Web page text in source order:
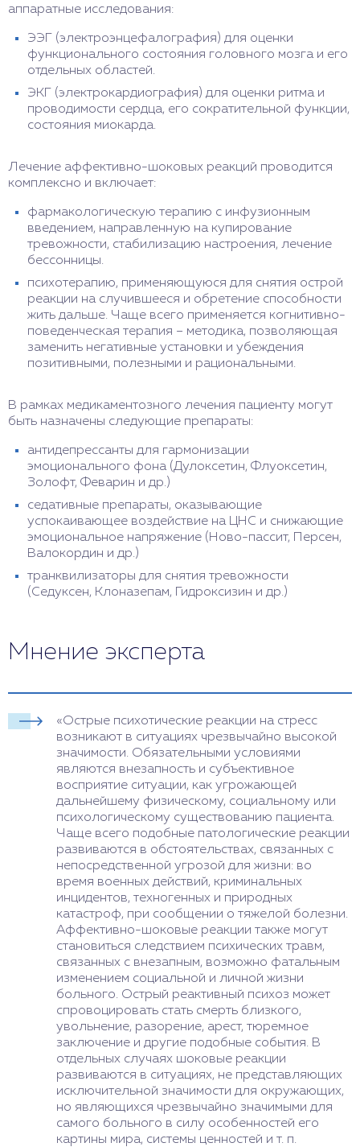
аппаратные исследования:
ЭЭГ (электроэнцефалография) для оценки
функционального состояния головного мозга и его
отдельных областей.
ЭКГ (электрокардиография) для оценки ритма и
проводимости сердца, его сократительной функции,
состояния миокарда.
Лечение аффективно-шоковых реакций проводится
комплексно и включает:
фармакологическую терапию с инфузионным
введением, направленную на купирование
тревожности, стабилизацию настроения, лечение
бессонницы.
психотерапию, применяющуюся для снятия острой
реакции на случившееся и обретение способности
жить дальше. Чаще всего применяется когнитивно-
поведенческая терапия – методика, позволяющая
заменить негативные установки и убеждения
позитивными, полезными и рациональными.
В рамках медикаментозного лечения пациенту могут
быть назначены следующие препараты:
антидепрессанты для гармонизации
эмоционального фона (Дулоксетин, Флуоксетин,
Золофт, Феварин и др.)
седативные препараты, оказывающие
успокаивающее воздействие на ЦНС и снижающие
эмоциональное напряжение (Ново-пассит, Персен,
Валокордин и др.)
транквилизаторы для снятия тревожности
(Седуксен, Клоназепам, Гидроксизин и др.)
Мнение эксперта
«Острые психотические реакции на стресс
возникают в ситуациях чрезвычайно высокой
значимости. Обязательными условиями
являются внезапность и субъективное
восприятие ситуации, как угрожающей
дальнейшему физическому, социальному или
психологическому существованию пациента.
Чаще всего подобные патологические реакции
развиваются в обстоятельствах, связанных с
непосредственной угрозой для жизни: во
время военных действий, криминальных
инцидентов, техногенных и природных
катастроф, при сообщении о тяжелой болезни.
Аффективно-шоковые реакции также могут
становиться следствием психических травм,
связанных с внезапным, возможно фатальным
изменением социальной и личной жизни
больного. Острый реактивный психоз может
спровоцировать стать смерть близкого,
увольнение, разорение, арест, тюремное
заключение и другие подобные события. В
отдельных случаях шоковые реакции
развиваются в ситуациях, не представляющих
исключительной значимости для окружающих,
но являющихся чрезвычайно значимыми для
самого больного в силу особенностей его
картины мира, системы ценностей и т. п.